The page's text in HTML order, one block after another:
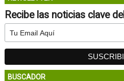
Recibe las noticias clave
BUSCADOR